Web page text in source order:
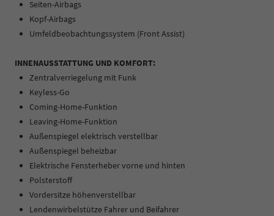
Seiten-Airbags
Kopf-Airbags
Umfeldbeobachtungssystem (Front Assist)
INNENAUSSTATTUNG UND KOMFORT:
Zentralverriegelung mit Funk
Keyless-Go
Coming-Home-Funktion
Leaving-Home-Funktion
Außenspiegel elektrisch verstellbar
Außenspiegel beheizbar
Elektrische Fensterheber vorne und hinten
Polsterstoff
Vordersitze höhenverstellbar
Lendenwirbelstütze Fahrer und Beifahrer